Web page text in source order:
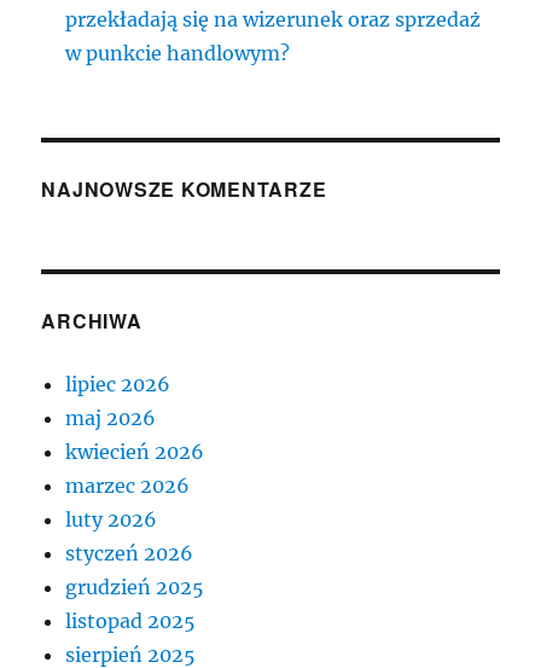
przekładają się na wizerunek oraz sprzedaż
w punkcie handlowym?
NAJNOWSZE KOMENTARZE
ARCHIWA
lipiec 2026
maj 2026
kwiecień 2026
marzec 2026
luty 2026
styczeń 2026
grudzień 2025
listopad 2025
sierpień 2025